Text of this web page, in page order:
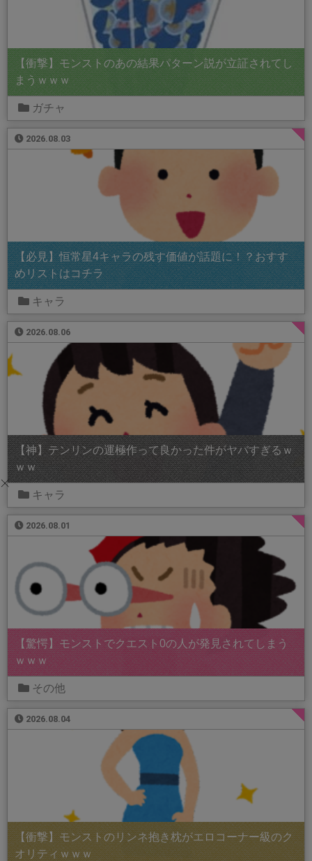
【衝撃】モンストのあの結果パターン説が立証されてし
まうｗｗｗ
ガチャ
2026.08.03
【必見】恒常星4キャラの残す価値が話題に！？おすす
めリストはコチラ
キャラ
2026.08.06
【神】テンリンの運極作って良かった件がヤバすぎるｗ
ｗｗ
キャラ
2026.08.01
【驚愕】モンストでクエスト0の人が発見されてしまう
ｗｗｗ
その他
2026.08.04
【衝撃】モンストのリンネ抱き枕がエロコーナー級のク
オリティｗｗｗ